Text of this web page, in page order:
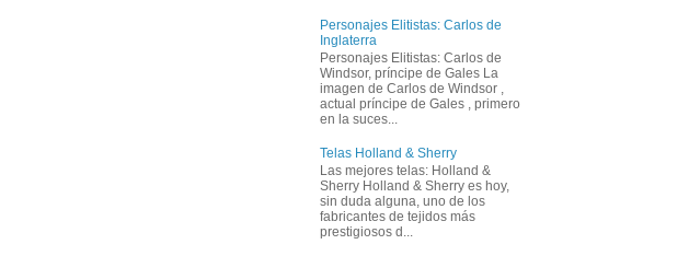
Personajes Elitistas: Carlos de
Inglaterra
Personajes Elitistas: Carlos de
Windsor, príncipe de Gales La
imagen de Carlos de Windsor ,
actual príncipe de Gales , primero
en la suces...
Telas Holland & Sherry
Las mejores telas: Holland &
Sherry Holland & Sherry es hoy,
sin duda alguna, uno de los
fabricantes de tejidos más
prestigiosos d...